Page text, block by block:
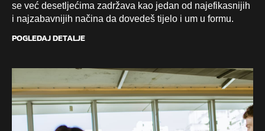
se već desetljećima zadržava kao jedan od najefikasnijih
i najzabavnijih načina da dovedeš tijelo i um u formu.
POGLEDAJ DETALJE